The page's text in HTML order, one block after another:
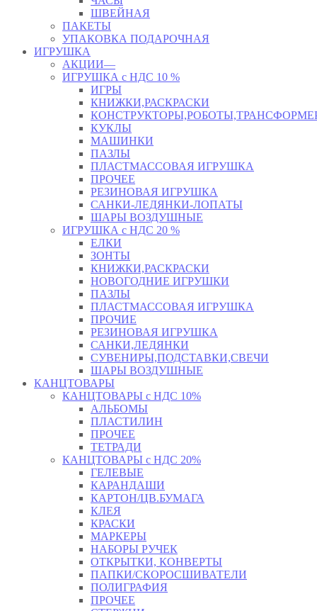
ШВЕЙНАЯ
ПАКЕТЫ
УПАКОВКА ПОДАРОЧНАЯ
ИГРУШКА
АКЦИИ—
ИГРУШКА с НДС 10 %
ИГРЫ
КНИЖКИ,РАСКРАСКИ
КУКЛЫ
МАШИНКИ
ПАЗЛЫ
ПЛАСТМАССОВАЯ ИГРУШКА
ПРОЧЕЕ
РЕЗИНОВАЯ ИГРУШКА
САНКИ-ЛЕДЯНКИ-ЛОПАТЫ
ШАРЫ ВОЗДУШНЫЕ
ИГРУШКА с НДС 20 %
ЕЛКИ
ЗОНТЫ
КНИЖКИ,РАСКРАСКИ
НОВОГОДНИЕ ИГРУШКИ
ПАЗЛЫ
ПЛАСТМАССОВАЯ ИГРУШКА
ПРОЧИЕ
РЕЗИНОВАЯ ИГРУШКА
САНКИ,ЛЕДЯНКИ
СУВЕНИРЫ,ПОДСТАВКИ,СВЕЧИ
ШАРЫ ВОЗДУШНЫЕ
КАНЦТОВАРЫ
КАНЦТОВАРЫ с НДС 10%
АЛЬБОМЫ
ПЛАСТИЛИН
ПРОЧЕЕ
ТЕТРАДИ
КАНЦТОВАРЫ с НДС 20%
ГЕЛЕВЫЕ
КАРАНДАШИ
КАРТОН/ЦВ.БУМАГА
КЛЕЯ
КРАСКИ
МАРКЕРЫ
НАБОРЫ РУЧЕК
ОТКРЫТКИ, КОНВЕРТЫ
ПАПКИ/СКОРОСШИВАТЕЛИ
ПОЛИГРАФИЯ
ПРОЧЕЕ